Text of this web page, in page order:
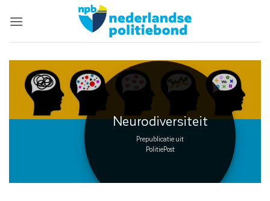
naar
Neurodiversiteit
Prepublicatie uit
PolitiePost